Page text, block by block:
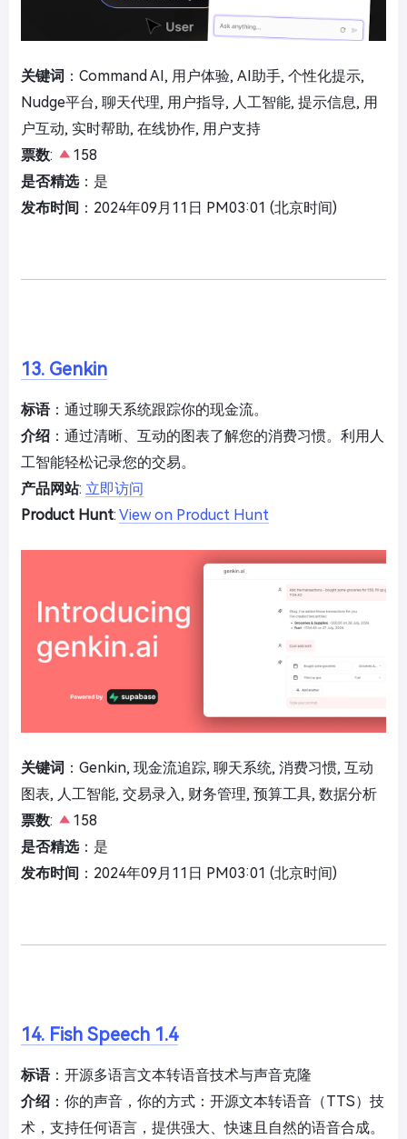
关键词 ：Command AI, 用户体验, AI助手, 个性化提示,
Nudge平台, 聊天代理, 用户指导, 人工智能, 提示信息, 用
户互动, 实时帮助, 在线协作, 用户支持
票数:
158
是否精选：是
发布时间 ：2024年09月11日 PM03:01 (北京时间)
13. Genkin
标语：通过聊天系统跟踪你的现金流。
介绍 ：通过清晰、互动的图表了解您的消费习惯。利用人
工智能轻松记录您的交易。
产品网站: 立即访问
Product Hunt: View on Product Hunt
关键词 ：Genkin, 现金流追踪, 聊天系统, 消费习惯, 互动
图表, 人工智能, 交易录入, 财务管理, 预算工具, 数据分析
票数:
158
是否精选：是
发布时间 ：2024年09月11日 PM03:01 (北京时间)
14. Fish Speech 1.4
标语：开源多语言文本转语音技术与声音克隆
介绍 ：你的声音，你的方式：开源文本转语音（TTS）技
术，支持任何语言，提供强大、快速且自然的语音合成。